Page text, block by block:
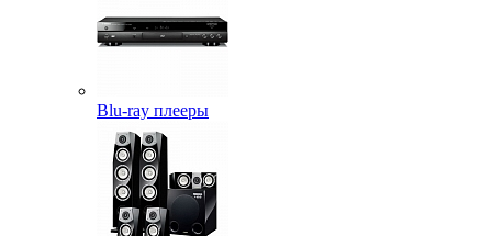
Blu-ray плееры